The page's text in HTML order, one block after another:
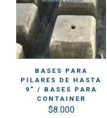
BASES PARA
PILARES DE HASTA
9″ / BASES PARA
CONTAINER
$8.000